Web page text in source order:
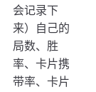
会记录下
来）自己的
局数、胜
率、卡片携
带率、卡片